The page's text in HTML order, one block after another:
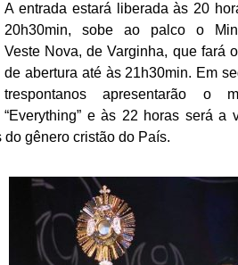
A entrada estará liberada às 20
20h30min, sobe ao palco o
Veste Nova, de Varginha, que fará
de abertura até às 21h30min. Em
trespontanos apresentarão o
“Everything” e às 22 horas será a
gênero cristão do País.